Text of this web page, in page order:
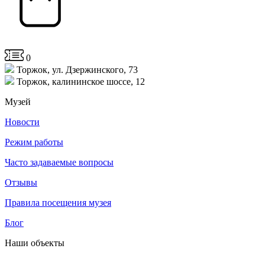
0
Торжок, ул. Дзержинского, 73
Торжок, калининское шоссе, 12
Музей
Новости
Режим работы
Часто задаваемые вопросы
Отзывы
Правила посещения музея
Блог
Наши объекты